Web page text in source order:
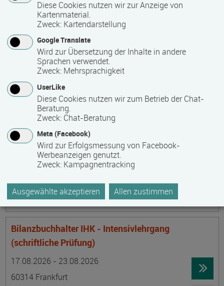
Ökonomische Grundkenntnisse:
Zusammenhänge verstehen - betrieblich aktiv
werden!
Termin
17.08.2026 - 21.08.2026
Ort
13595 Berlin
Zeitmuster
Vollzeit
Lehr- und Lernform
Präsenzveranstaltung
Keramik, Yoga und Mee(h)r
Termin
17.08.2026 - 21.08.2026
Ort
17509 Lubmin
Zeitmuster
Vollzeit
Lehr- und Lernform
Präsenzveranstaltung
Bilanzbuchhalter IHK - Intensivlehrgang
(schriftliche Prüfung)
17.08.2026 - 23.08.2026
60314 Frankfurt
Diese Cookies nutzen wir zur Anzeige von
Kartenmaterial.
Zweck: Kartendarstellung
Google Translate
Wird zur Übersetzung der Inhalte in andere
Sprachen verwendet.
Zweck: Mehrsprachigkeit
UserLike
Diese Cookies nutzen wir zum Betrieb der Chat-
Beratung.
Zweck: Chat-Beratung
Meta (Facebook)
Wird zur Erfolgsmessung von Facebook-
Werbeanzeigen genutzt.
Zweck: Kampagnentracking
Ausgewählte akzeptieren Allen zustimmen